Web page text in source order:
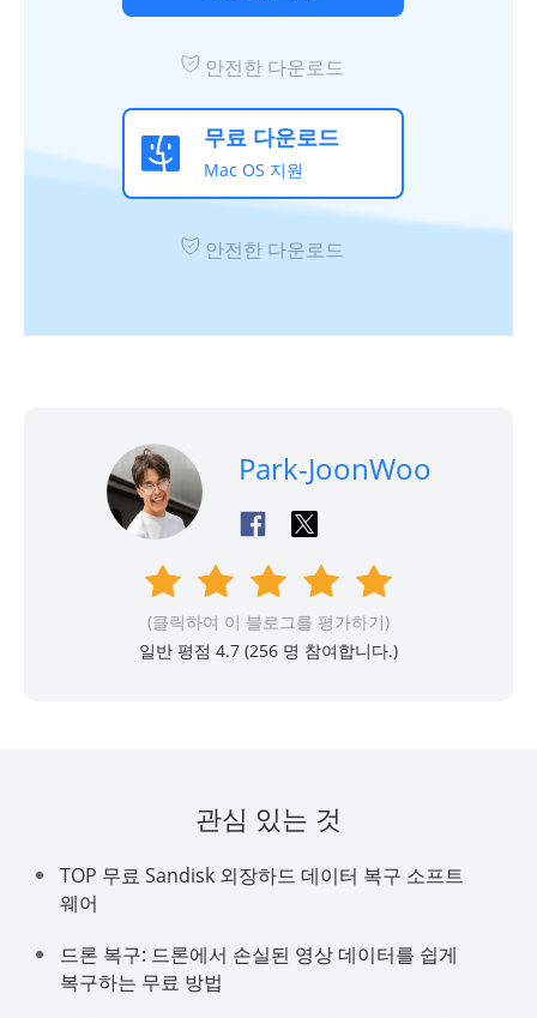
안전한 다운로드
무료 다운로드
Mac OS 지원
안전한 다운로드
Park-JoonWoo
(클릭하여 이 블로그를 평가하기)
일반 평점 4.7 (256 명 참여합니다.)
관심 있는 것
TOP 무료 Sandisk 외장하드 데이터 복구 소프트
웨어
드론 복구: 드론에서 손실된 영상 데이터를 쉽게
복구하는 무료 방법